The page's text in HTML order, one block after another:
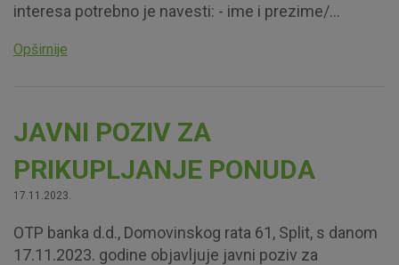
interesa potrebno je navesti: - ime i prezime/...
Opširnije
JAVNI POZIV ZA
PRIKUPLJANJE PONUDA
17.11.2023.
OTP banka d.d., Domovinskog rata 61, Split, s danom
17.11.2023. godine objavljuje javni poziv za
Ovi kolačići nužni su za funkcioniranje internetske stranice i
ne mogu se isključiti u našim sustavima. Uobičajeno se
postavljaju kao odgovor na vaše radnje koje uključuju zahtjev
za uslugama, kao što su postavke kolačića. Svoj preglednik
o njima, ali u tom slučaju neki dijelovi stranice neće raditi. Ti
kolačići ne pohranjuju nikakve informacije koje bi vas mogle